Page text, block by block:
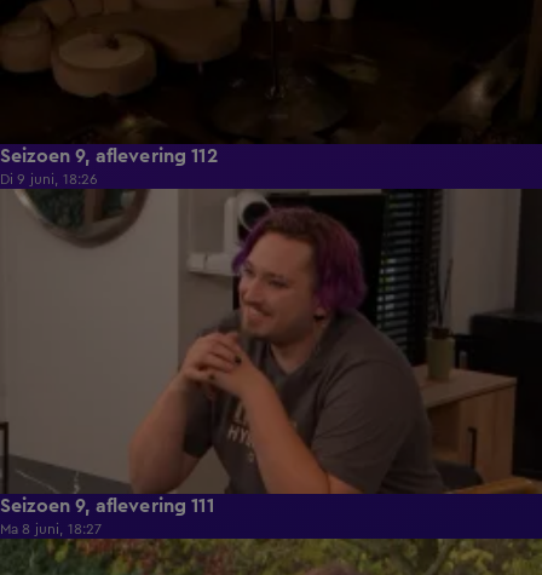
Seizoen 9, aflevering 112
Di 9 juni, 18:26
21:30
Seizoen 9, aflevering 111
Ma 8 juni, 18:27
22:26